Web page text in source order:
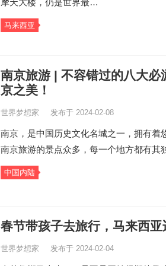
摩天大楼，仍是世界最…
马来西亚
南京旅游 | 不容错过的八大
京之美！
世界梦想家 发布于 2024-02-08
南京，是中国历史文化名城之一，拥有着
南京旅游的景点众多，每一个地方都有其
中国内陆
春节带孩子去旅行，马来西
世界梦想家 发布于 2024-02-04